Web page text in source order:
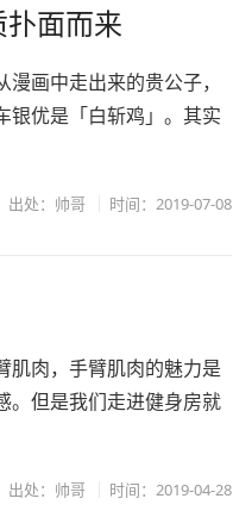
面而来
画中走出来的贵公子，
银优是「白斩鸡」。其实
出处：帅哥 时间：2019-07-08
肌肉，手臂肌肉的魅力是
。但是我们走进健身房就
出处：帅哥 时间：2019-04-28